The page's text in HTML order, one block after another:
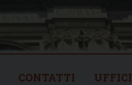
CONTATTI UFFICI